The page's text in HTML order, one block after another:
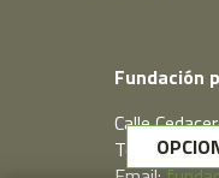
Fundación
Calle
Telf. 91